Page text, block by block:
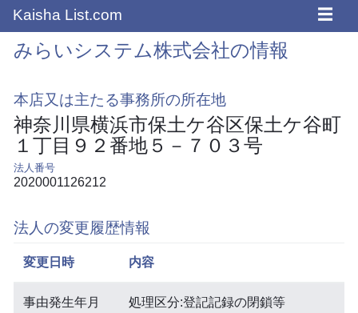
Kaisha List.com ☰
みらいシステム株式会社の情報
本店又は主たる事務所の所在地
神奈川県横浜市保土ケ谷区保土ケ谷町
１丁目９２番地５－７０３号
法人番号
2020001126212
法人の変更履歴情報
変更日時 内容
事由発生年月
処理区分:登記記録の閉鎖等